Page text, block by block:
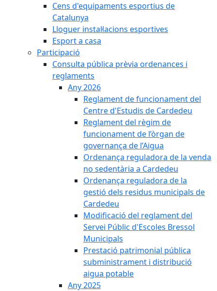
Cens d'equipaments esportius de
Catalunya
Lloguer instal·lacions esportives
Esport a casa
Participació
Consulta pública prèvia ordenances i
reglaments
Any 2026
Reglament de funcionament del
Centre d'Estudis de Cardedeu
Reglament del règim de
funcionament de l’òrgan de
governança de l’Aigua
Ordenança reguladora de la venda
no sedentària a Cardedeu
Ordenança reguladora de la
gestió dels residus municipals de
Cardedeu
Modificació del reglament del
Servei Públic d'Escoles Bressol
Municipals
Prestació patrimonial pública
subministrament i distribució
aigua potable
Any 2025